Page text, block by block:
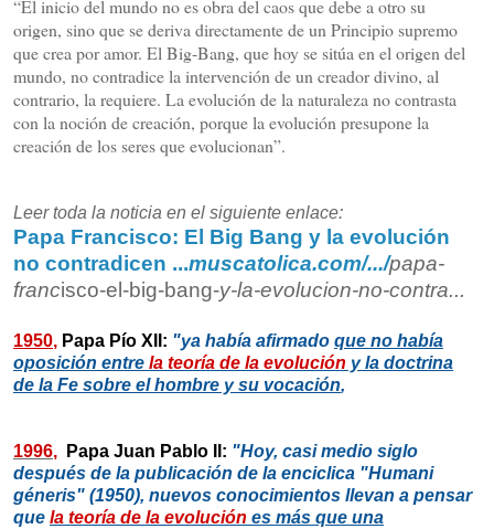
“El inicio del mundo no es obra del caos que debe a otro su
origen, sino que se deriva directamente de un Principio supremo
que crea por amor. El Big-Bang, que hoy se sitúa en el origen del
mundo, no contradice la intervención de un creador divino, al
contrario, la requiere. La evolución de la naturaleza no contrasta
con la noción de creación, porque la evolución presupone la
creación de los seres que evolucionan”.
Leer toda la noticia en el siguiente enlace:
Papa Francisco: El Big Bang y la evolución
no contradicen ...muscatolica.com/.../papa-
francisco-el-big-bang-y-la-evolucion-no-contra...
1950, Papa Pío XII: "ya había afirmado que no había
oposición entre la teoría de la evolución y la doctrina
de la Fe sobre el hombre y su vocación,
1996, Papa Juan Pablo II: "Hoy, casi medio siglo
después de la publicación de la enciclica "Humani
géneris" (1950), nuevos conocimientos llevan a pensar
que la teoría de la evolución es más que una